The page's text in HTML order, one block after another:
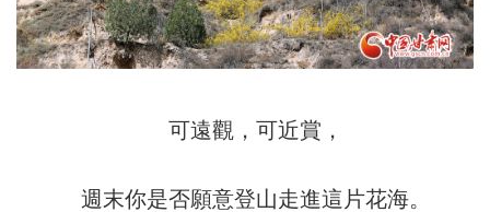
可遠觀，可近賞，
週末你是否願意登山走進這片花海。